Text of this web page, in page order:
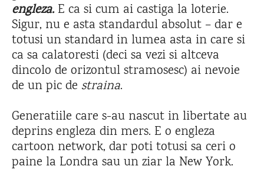
engleza.E ca si cum ai castiga la loterie.
Sigur, nu e asta standardul absolut – dar e
totusi un standard in lumea asta in care si
ca sa calatoresti (deci sa vezi si altceva
dincolo de orizontul stramosesc) ai nevoie
de un pic de straina.
Generatiile care s-au nascut in libertate au
deprins engleza din mers. E o engleza
cartoon network, dar poti totusi sa ceri o
paine la Londra sau un ziar la New York.